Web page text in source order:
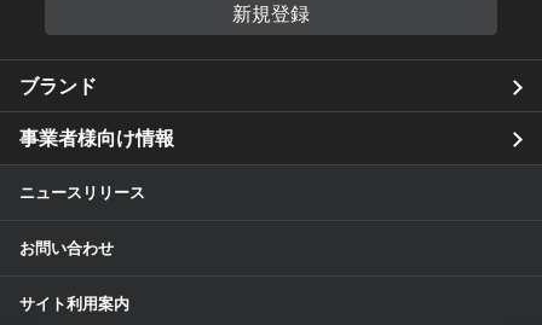
新規登録
ブランド
事業者様向け情報
ニュースリリース
お問い合わせ
サイト利用案内